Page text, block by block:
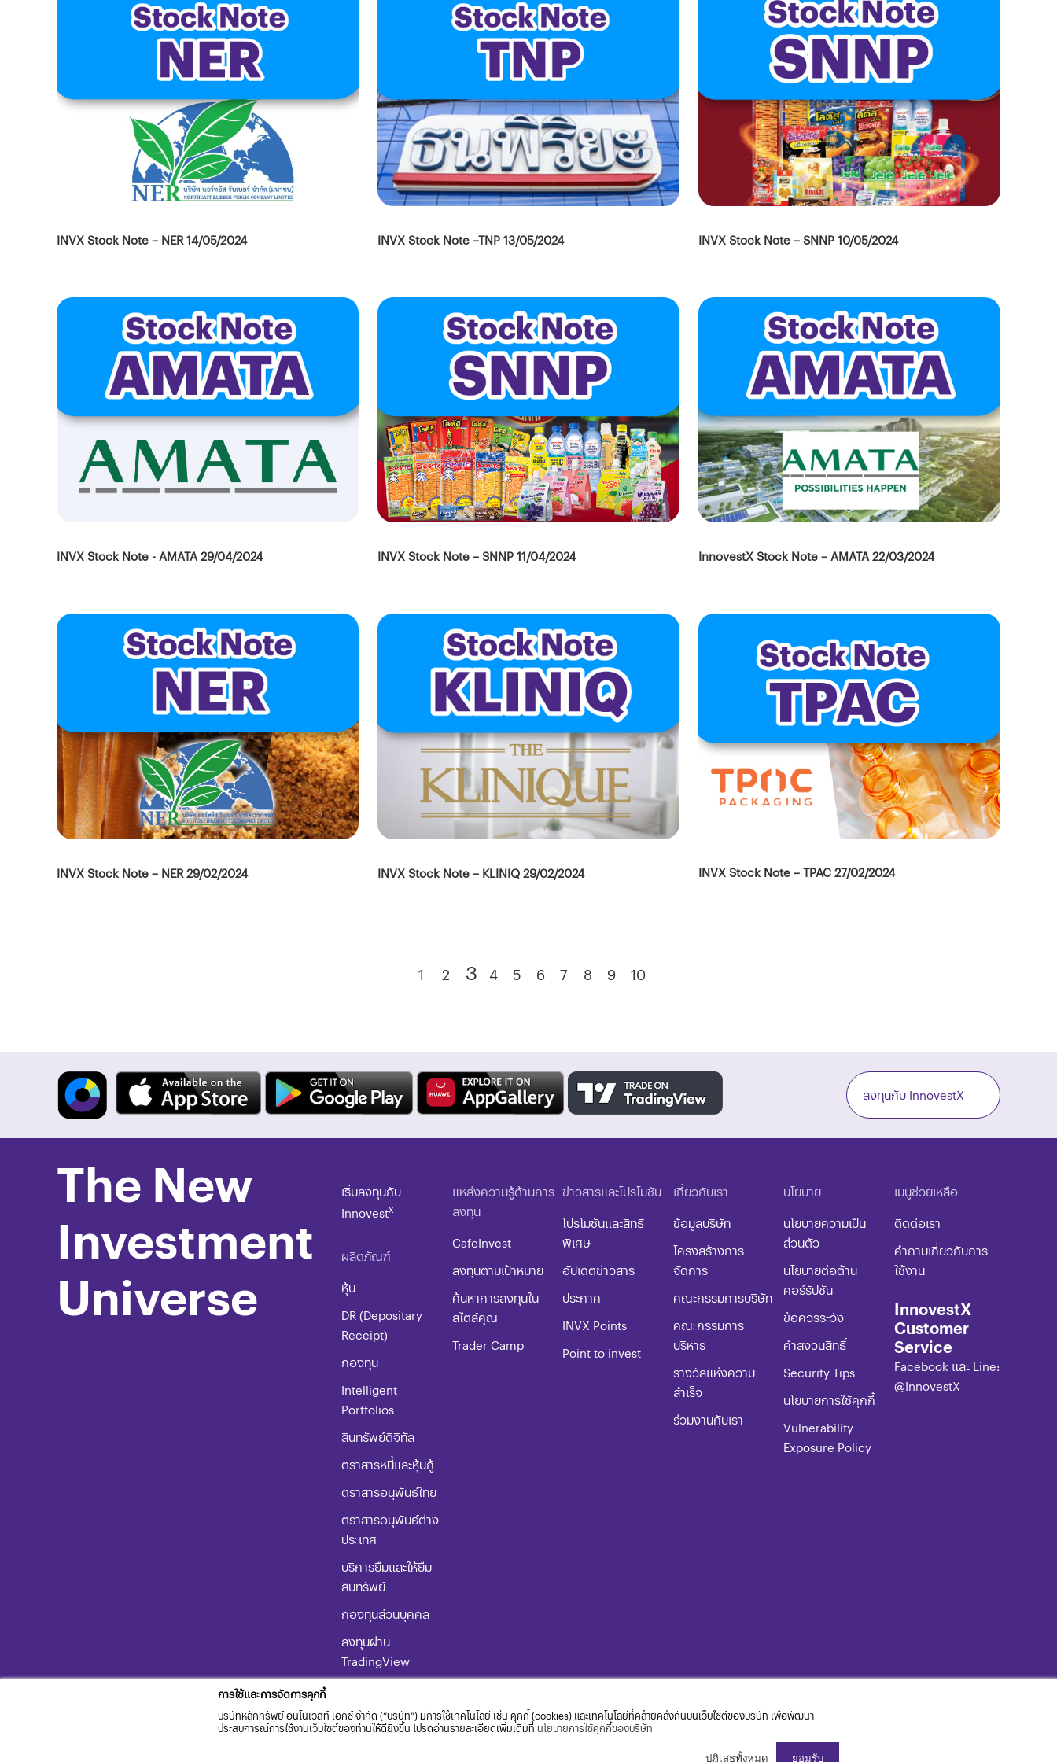
INVX Stock Note – NER 14/05/2024 INVX Stock Note –TNP 13/05/2024 INVX Stock Note – SNNP 10/05/2024
INVX Stock Note - AMATA 29/04/2024 INVX Stock Note – SNNP 11/04/2024 InnovestX Stock Note – AMATA 22/03/2024
INVX Stock Note – NER 29/02/2024 INVX Stock Note – KLINIQ 29/02/2024 INVX Stock Note – TPAC 27/02/2024
1 2 3 4 5 6 7 8 9 10
ลงทุนกับ InnovestX
The New
Investment
Universe
เริ่มลงทุนกับ
Innovestx
ผลิตภัณฑ์
หุ้น
DR (Depositary
Receipt)
กองทุน
Intelligent
Portfolios
สินทรัพย์ดิจิทัล
ตราสารหนี้และหุ้นกู้
ตราสารอนุพันธ์ไทย
ตราสารอนุพันธ์ต่าง
ประเทศ
บริการยืมและให้ยืม
สินทรัพย์
กองทุนส่วนบุคคล
ลงทุนผ่าน
TradingView
ผลิตภัณฑ์
แหล่งความรู้ด้านการ
ลงทุน
CafeInvest
ลงทุนตามเป้าหมาย
ค้นหาการลงทุนใน
สไตล์คุณ
Trader Camp
ข่าวสารและโปรโมชัน
โปรโมชันและสิทธิ
พิเศษ
อัปเดตข่าวสาร
ประกาศ
INVX Points
Point to invest
เกี่ยวกับเรา
ข้อมูลบริษัท
โครงสร้างการ
จัดการ
คณะกรรมการบริษัท
คณะกรรมการ
บริหาร
รางวัลแห่งความ
สำเร็จ
ร่วมงานกับเรา
นโยบาย​
นโยบายความเป็น
ส่วนตัว
นโยบายต่อต้าน
คอร์รัปชัน​
ข้อควรระวัง​
​คำสงวนสิทธิ์
​​​Security Tips
​​​นโยบายการใช้คุกกี้
Vulnerability
Exposure Policy
เมนูช่วยเหลือ
ติดต่อเรา
คำถามเกี่ยวกับการ
ใช้งาน
InnovestX
Customer
Service
Facebook และ Line:
@InnovestX
การใช้และการจัดการคุกกี้
บริษัทหลักทรัพย์ อินโนเวสท์ เอกซ์ จำกัด (“บริษัท”) มีการใช้เทคโนโลยี เช่น คุกกี้ (cookies) และเทคโนโลยีที่คล้ายคลึงกันบนเว็บไซต์ของบริษัท เพื่อพัฒนา
ประสบการณ์การใช้งานเว็บไซต์ของท่านให้ดียิ่งขึ้น โปรดอ่านรายละเอียดเพิ่มเติมที่ นโยบายการใช้คุกกี้ของบริษัท
ปฏิเสธทั้งหมด ยอมรับ